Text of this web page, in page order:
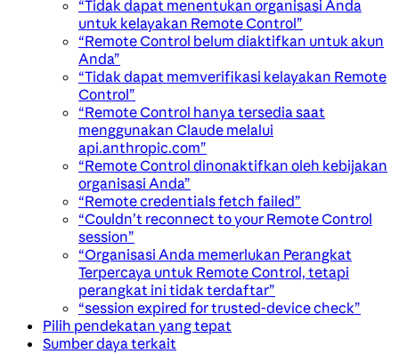
“Tidak dapat menentukan organisasi Anda
untuk kelayakan Remote Control”
“Remote Control belum diaktifkan untuk akun
Anda”
“Tidak dapat memverifikasi kelayakan Remote
Control”
“Remote Control hanya tersedia saat
menggunakan Claude melalui
api.anthropic.com”
“Remote Control dinonaktifkan oleh kebijakan
organisasi Anda”
“Remote credentials fetch failed”
“Couldn’t reconnect to your Remote Control
session”
“Organisasi Anda memerlukan Perangkat
Terpercaya untuk Remote Control, tetapi
perangkat ini tidak terdaftar”
“session expired for trusted-device check”
Pilih pendekatan yang tepat
Sumber daya terkait